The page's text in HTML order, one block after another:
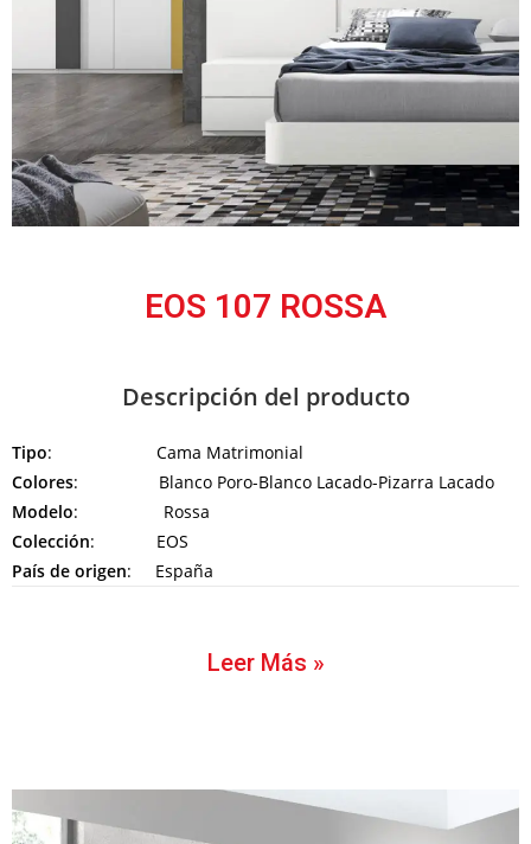
EOS 107 ROSSA
Descripción del producto
Tipo: Cama Matrimonial
Colores: Blanco Poro-Blanco Lacado-Pizarra Lacado
Modelo: Rossa
Colección: EOS
País de origen: España
Leer Más »